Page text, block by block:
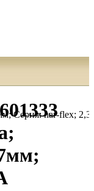
Серия: har-flex;